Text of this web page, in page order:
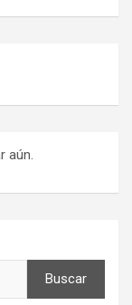
aún.
Buscar